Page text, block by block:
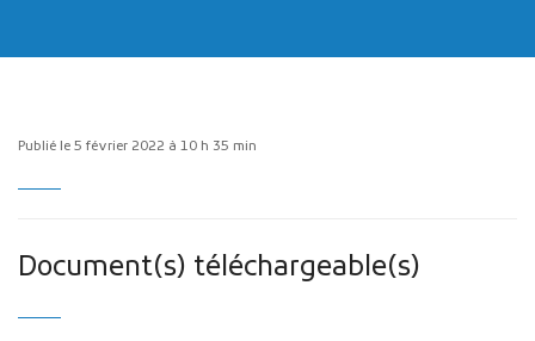
Projets financés par l'Europe
Publié le 5 février 2022 à 10 h 35 min
Document(s) téléchargeable(s)